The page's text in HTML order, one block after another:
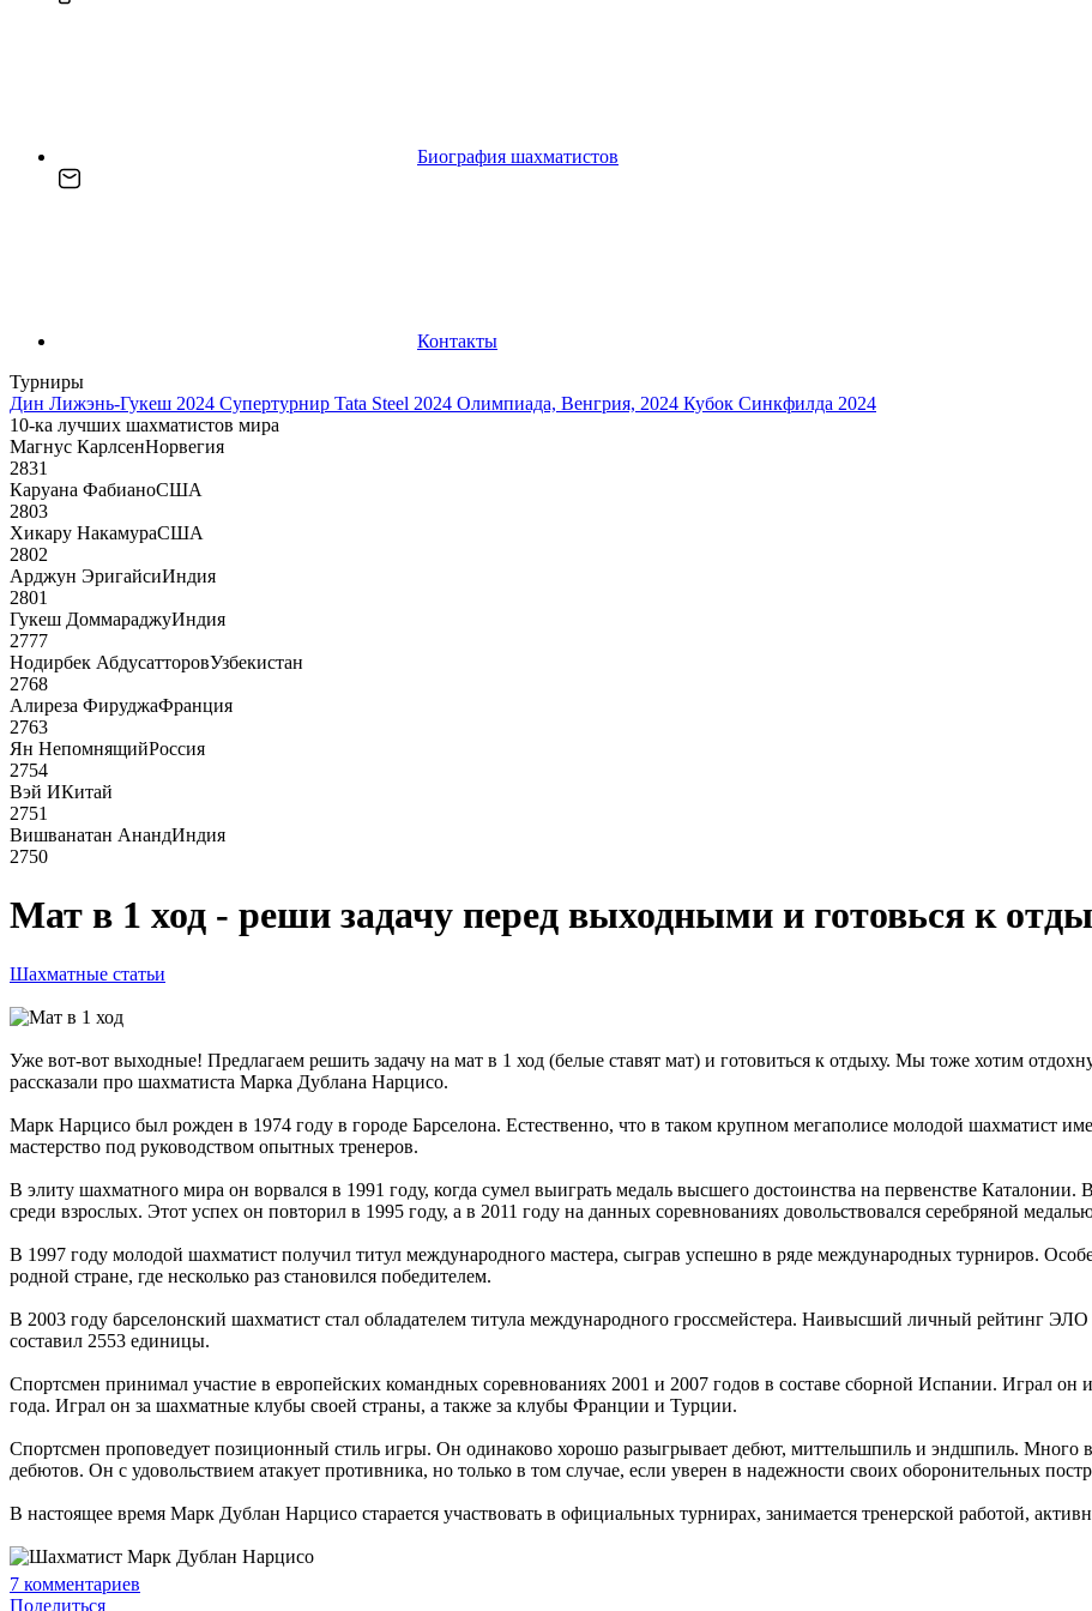
Биография шахматистов
Контакты
Турниры
Дин Лижэнь-Гукеш 2024 Супертурнир Tata Steel 2024 Олимпиада, Венгрия, 2024 Кубок Синкфилда 2024
10-ка лучших шахматистов мира
Магнус КарлсенНорвегия
2831
Каруана ФабианоСША
2803
Хикару НакамураСША
2802
Арджун ЭригайсиИндия
2801
Гукеш ДоммараджуИндия
2777
Нодирбек АбдусатторовУзбекистан
2768
Алиреза ФируджаФранция
2763
Ян НепомнящийРоссия
2754
Вэй ИКитай
2751
Вишванатан АнандИндия
2750
Мат в 1 ход - реши задачу перед выходными и готовься к
Шахматные статьи
Уже вот-вот выходные! Предлагаем решить задачу на мат в 1 ход (белые ставят мат) и готовиться к отдыху. Мы тоже хотим
рассказали про шахматиста Марка Дублана Нарцисо.
Марк Нарцисо был рожден в 1974 году в городе Барселона. Естественно, что в таком крупном мегаполисе молодой шахматист
мастерство под руководством опытных тренеров.
В элиту шахматного мира он ворвался в 1991 году, когда сумел выиграть медаль высшего достоинства на первенстве
среди взрослых. Этот успех он повторил в 1995 году, а в 2011 году на данных соревнованиях довольствовался серебряной
В 1997 году молодой шахматист получил титул международного мастера, сыграв успешно в ряде международных турниров.
родной стране, где несколько раз становился победителем.
В 2003 году барселонский шахматист стал обладателем титула международного гроссмейстера. Наивысший личный рейтинг
составил 2553 единицы.
Спортсмен принимал участие в европейских командных соревнованиях 2001 и 2007 годов в составе сборной Испании. Играл
года. Играл он за шахматные клубы своей страны, а также за клубы Франции и Турции.
Спортсмен проповедует позиционный стиль игры. Он одинаково хорошо разыгрывает дебют, миттельшпиль и эндшпиль. Много
дебютов. Он с удовольствием атакует противника, но только в том случае, если уверен в надежности своих оборонительных
В настоящее время Марк Дублан Нарцисо старается участвовать в официальных турнирах, занимается тренерской работой,
7 комментариев
Поделиться